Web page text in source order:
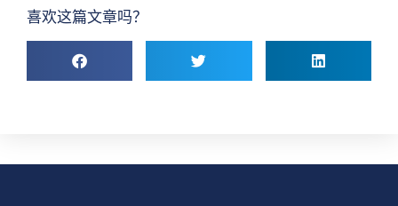
喜欢这篇文章吗？